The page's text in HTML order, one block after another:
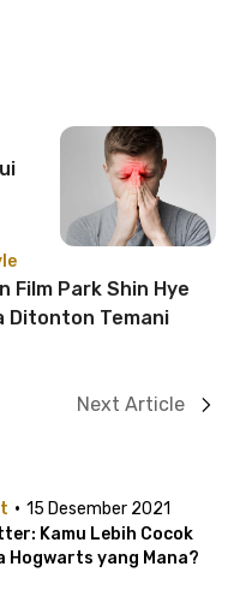
Film Park Shin Hye
Ditonton Temani
Next Article
· 15 Desember 2021
Kamu Lebih Cocok
Hogwarts yang Mana?